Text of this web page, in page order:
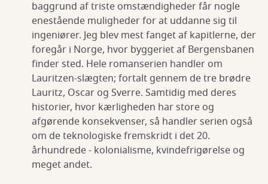
baggrund af triste omstændigheder får nogle
enestående muligheder for at uddanne sig til
ingeniører. Jeg blev mest fanget af kapitlerne, der
foregår i Norge, hvor byggeriet af Bergensbanen
finder sted. Hele romanserien handler om
Lauritzen-slægten; fortalt gennem de tre brødre
Lauritz, Oscar og Sverre. Samtidig med deres
historier, hvor kærligheden har store og
afgørende konsekvenser, så handler serien også
om de teknologiske fremskridt i det 20.
århundrede - kolonialisme, kvindefrigørelse og
meget andet.